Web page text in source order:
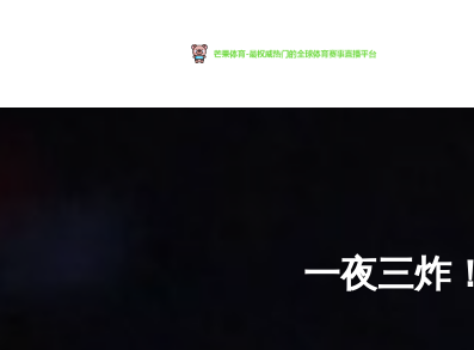
容
一夜三炸